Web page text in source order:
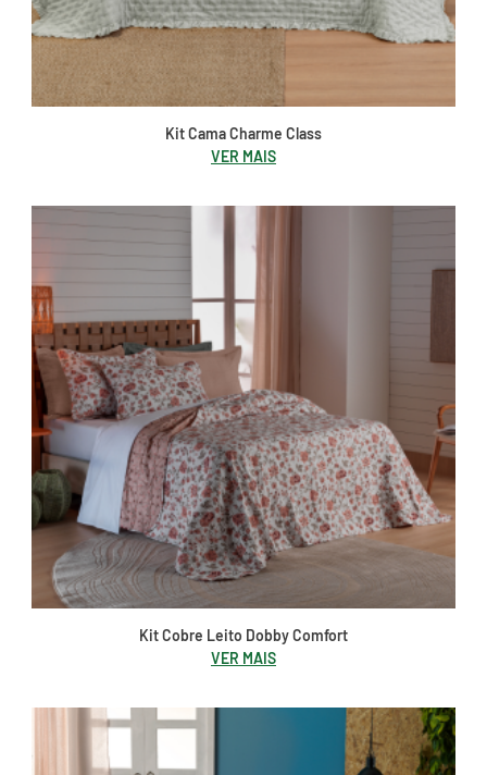
Kit Cama Charme Class
VER MAIS
Kit Cobre Leito Dobby Comfort
VER MAIS